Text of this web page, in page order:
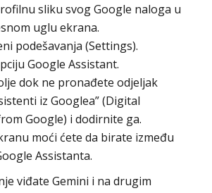
sliku svog Google naloga u
uglu ekrana.
podešavanja (Settings).
Google Assistant.
dok ne pronađete odjeljak
iz Googlea” (Digital
Google) i dodirnite ga.
moći ćete da birate između
Assistanta.
viđate Gemini i na drugim